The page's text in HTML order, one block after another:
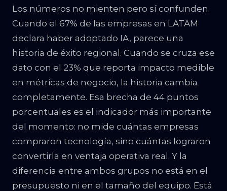
Los números no mienten pero sí confunden.
Cuando el 67% de las empresas en LATAM
declara haber adoptado IA, parece una
historia de éxito regional. Cuando se cruza ese
dato con el 23% que reporta impacto medible
en métricas de negocio, la historia cambia
completamente. Esa brecha de 44 puntos
porcentuales es el indicador más importante
del momento: no mide cuántas empresas
compraron tecnología, sino cuántas lograron
convertirla en ventaja operativa real. Y la
diferencia entre ambos grupos no está en el
presupuesto ni en el tamaño del equipo. Está